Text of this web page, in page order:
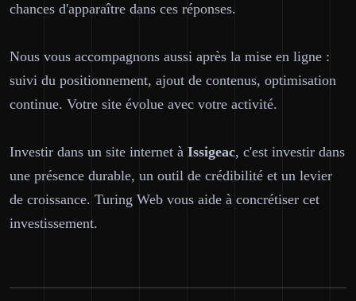
chances d'apparaître dans ces réponses.
Nous vous accompagnons aussi après la mise en ligne :
suivi du positionnement, ajout de contenus, optimisation
continue. Votre site évolue avec votre activité.
Investir dans un site internet à Issigeac, c'est investir dans
une présence durable, un outil de crédibilité et un levier
de croissance. Turing Web vous aide à concrétiser cet
investissement.